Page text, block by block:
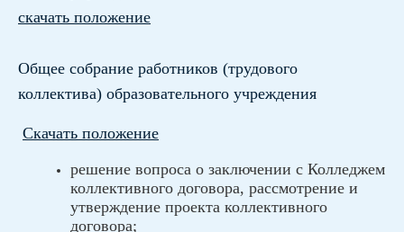
скачать положение
Общее собрание работников (трудового
коллектива) образовательного учреждения
Скачать положение
решение вопроса о заключении с Колледжем
коллективного договора, рассмотрение и
утверждение проекта коллективного
договора;